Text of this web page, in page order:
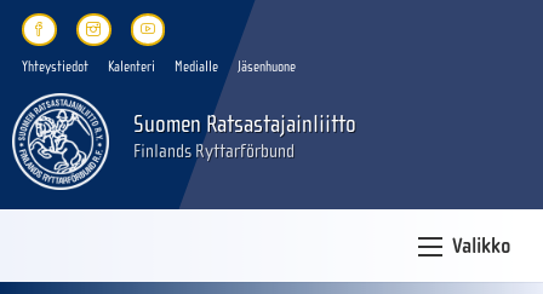
Yhteystiedot Kalenteri Medialle Jäsenhuone
Suomen Ratsastajainliitto
Finlands Ryttarförbund
Valikko